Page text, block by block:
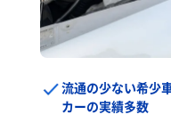
流通の少ない希少
カーの実績多数